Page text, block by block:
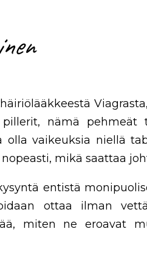
pillerit, nämä
vaikeuksia niellä
mikä saattaa
entistä
ottaa ilman
miten ne eroavat